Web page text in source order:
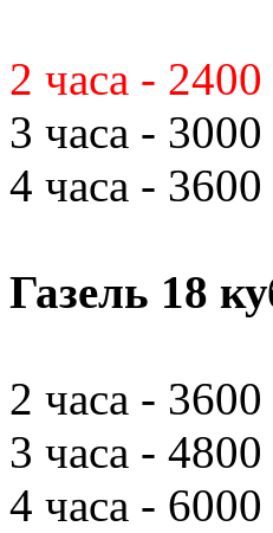
2 часа - 2400
3 часа - 3000
4 часа - 3600
Газель 18
2 часа - 3600
3 часа - 4800
4 часа - 6000